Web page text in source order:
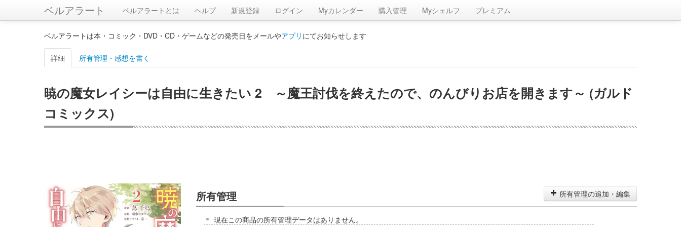
ベルアラート ベルアラートとは ヘルプ 新規登録 ログイン Myカレンダー 購入管理 Myシェルフ プレミアム
ベルアラートは本・コミック・DVD・CD・ゲームなどの発売日をメールやアプリ にてお知らせします
詳細 所有管理・感想を書く
暁の魔女レイシーは自由に生きたい 2 ～魔王討伐を終えたので、のんびりお店を開きます～ (ガルド
コミックス)
所有管理 所有管理の追加・編集
現在この商品の所有管理データはありません。